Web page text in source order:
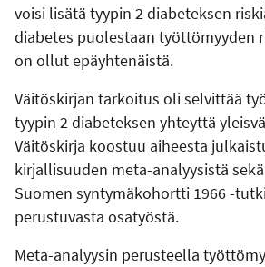
voisi lisätä tyypin 2 diabeteksen
diabetes puolestaan työttömyyden
on ollut epäyhtenäistä.
Väitöskirjan tarkoitus oli selvittää
tyypin 2 diabeteksen yhteyttä
Väitöskirja koostuu aiheesta
kirjallisuuden meta-analyysistä
Suomen syntymäkohortti 1966 -
perustuvasta osatyöstä.
Meta-analyysin perusteella